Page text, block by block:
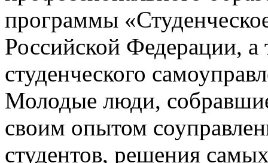
программы
Российской Федерации, а
студенческого
Молодые люди,
своим опытом
студентов, решения